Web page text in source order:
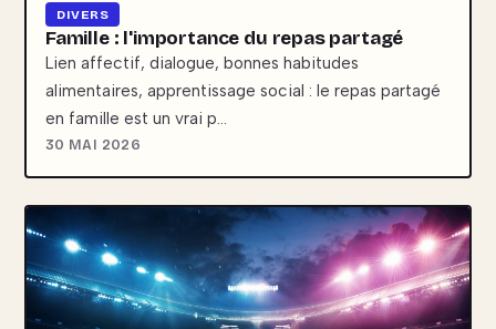
DIVERS
Famille : l'importance du repas partagé
Lien affectif, dialogue, bonnes habitudes
alimentaires, apprentissage social : le repas partagé
en famille est un vrai p…
30 MAI 2026